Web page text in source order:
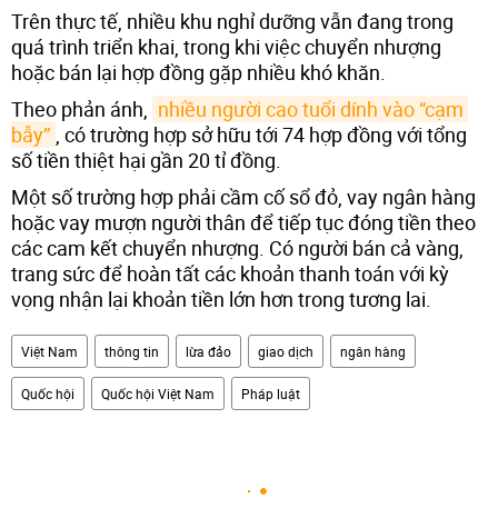
Trên thực tế, nhiều khu nghỉ dưỡng vẫn đang trong
quá trình triển khai, trong khi việc chuyển nhượng
hoặc bán lại hợp đồng gặp nhiều khó khăn.
Theo phản ánh, nhiều người cao tuổi dính vào “cạm
bẫy” , có trường hợp sở hữu tới 74 hợp đồng với tổng
số tiền thiệt hại gần 20 tỉ đồng.
Một số trường hợp phải cầm cố sổ đỏ, vay ngân hàng
hoặc vay mượn người thân để tiếp tục đóng tiền theo
các cam kết chuyển nhượng. Có người bán cả vàng,
trang sức để hoàn tất các khoản thanh toán với kỳ
vọng nhận lại khoản tiền lớn hơn trong tương lai.
Việt Nam thông tin lừa đảo giao dịch ngân hàng
Quốc hội Quốc hội Việt Nam Pháp luật